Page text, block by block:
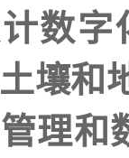
数字
壤和
理和